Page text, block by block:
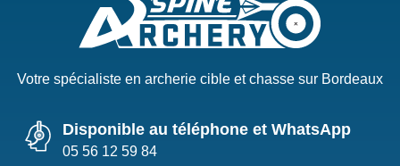
Votre spécialiste en archerie cible et chasse sur Bordeaux
Disponible au téléphone et WhatsApp
05 56 12 59 84